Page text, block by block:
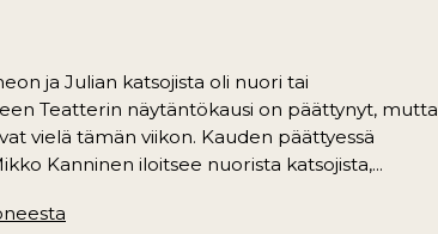
ja Julian katsojista oli nuori tai
Teatterin näytäntökausi on päättynyt, mutta
vielä tämän viikon. Kauden päättyessä
Kanninen iloitsee nuorista katsojista,...